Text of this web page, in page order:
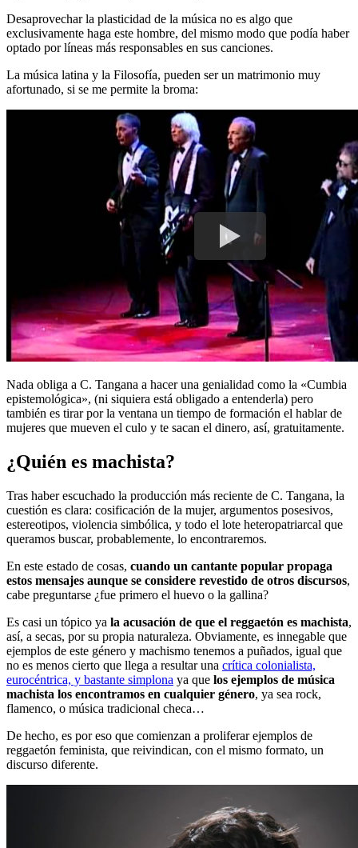
Desaprovechar la plasticidad de la música no es algo que
exclusivamente haga este hombre, del mismo modo que podía haber
optado por líneas más responsables en sus canciones.
La música latina y la Filosofía, pueden ser un matrimonio muy
afortunado, si se me permite la broma:
Nada obliga a C. Tangana a hacer una genialidad como la «Cumbia
epistemológica», (ni siquiera está obligado a entenderla) pero
también es tirar por la ventana un tiempo de formación el hablar de
mujeres que mueven el culo y te sacan el dinero, así, gratuitamente.
¿Quién es machista?
Tras haber escuchado la producción más reciente de C. Tangana, la
cuestión es clara: cosificación de la mujer, argumentos posesivos,
estereotipos, violencia simbólica, y todo el lote heteropatriarcal que
queramos buscar, probablemente, lo encontraremos.
En este estado de cosas, cuando un cantante popular propaga
estos mensajes aunque se considere revestido de otros discursos,
cabe preguntarse ¿fue primero el huevo o la gallina?
Es casi un tópico ya la acusación de que el reggaetón es machista,
así, a secas, por su propia naturaleza. Obviamente, es innegable que
ejemplos de este género y machismo tenemos a puñados, igual que
no es menos cierto que llega a resultar una crítica colonialista,
eurocéntrica, y bastante simplona ya que los ejemplos de música
machista los encontramos en cualquier género, ya sea rock,
flamenco, o música tradicional checa…
De hecho, es por eso que comienzan a proliferar ejemplos de
reggaetón feminista, que reivindican, con el mismo formato, un
discurso diferente.